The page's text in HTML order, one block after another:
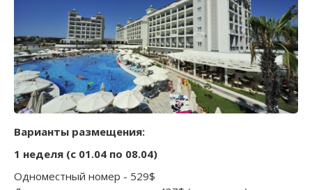
Варианты размещения:
1 неделя (с 01.04 по 08.04)
Одноместный номер - 529$